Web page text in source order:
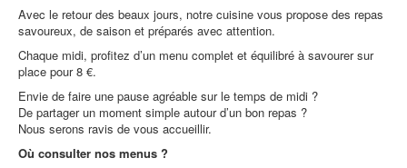
Avec le retour des beaux jours, notre cuisine vous propose des repas
savoureux, de saison et préparés avec attention.
Chaque midi, profitez d’un menu complet et équilibré à savourer sur
place pour 8 €.
Envie de faire une pause agréable sur le temps de midi ?
De partager un moment simple autour d’un bon repas ?
Nous serons ravis de vous accueillir.
Où consulter nos menus ?